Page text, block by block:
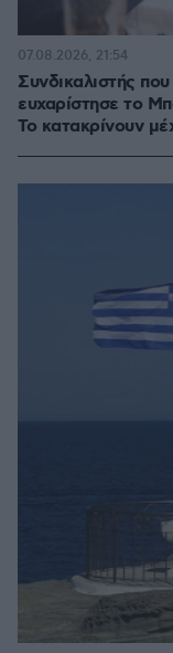
Συνδικαλιστής
ευχαρίστησε το
Το κατακρίνουν
07.08.2026, 21:54